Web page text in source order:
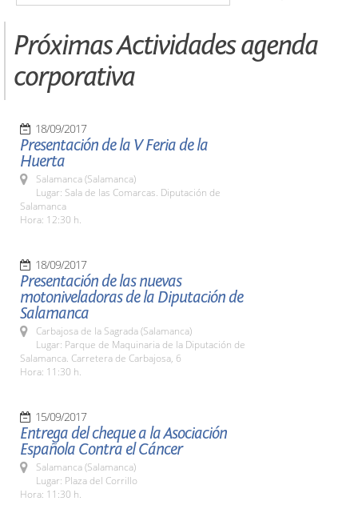
Próximas Actividades agenda
corporativa
18/09/2017
Presentación de la V Feria de la
Huerta
Salamanca (Salamanca)
Lugar: Sala de las Comarcas. Diputación de
Salamanca
Hora: 12:30 h.
18/09/2017
Presentación de las nuevas
motoniveladoras de la Diputación de
Salamanca
Carbajosa de la Sagrada (Salamanca)
Lugar: Parque de Maquinaria de la Diputación de
Salamanca. Carretera de Carbajosa, 6
Hora: 11:30 h.
15/09/2017
Entrega del cheque a la Asociación
Española Contra el Cáncer
Salamanca (Salamanca)
Lugar: Plaza del Corrillo
Hora: 11:30 h.